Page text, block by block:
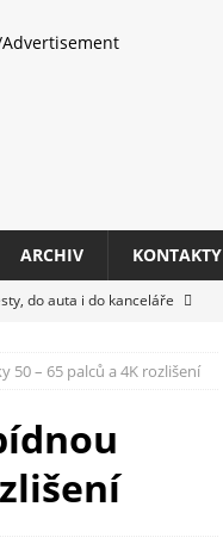
ARCHIV KONTAKTY
do auta i do kanceláře
příslušenství pro hráče,
imageFORCE s modely
50 – 65 palců a 4K rozlišení